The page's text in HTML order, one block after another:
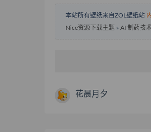
本站所有壁纸来自ZOL壁纸站
Nice资源下载主题 » AI 制药技
花晨月夕